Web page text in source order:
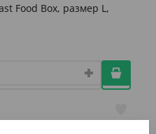
Food Box, размер L,